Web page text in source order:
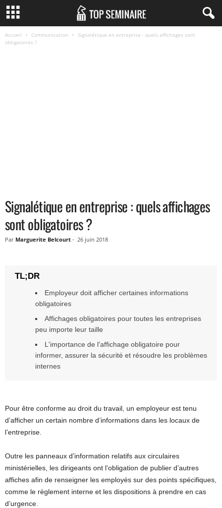
Accueil Communication
Signalétique en entreprise : quels affichages sont
obligatoires ?
Signalétique en entreprise : quels affichages
sont obligatoires ?
Par Marguerite Belcourt - 26 juin 2018
Employeur doit afficher certaines informations
obligatoires
Affichages obligatoires pour toutes les entreprises
peu importe leur taille
L'importance de l'affichage obligatoire pour
informer, assurer la sécurité et résoudre les problèmes
internes
Pour être conforme au droit du travail, un employeur est tenu
d’afficher un certain nombre d’informations dans les locaux de
l’entreprise.
Outre les panneaux d’information relatifs aux circulaires
ministérielles, les dirigeants ont l’obligation de publier d’autres
affiches afin de renseigner les employés sur des points spécifiques,
comme le règlement interne et les dispositions à prendre en cas
d’urgence.